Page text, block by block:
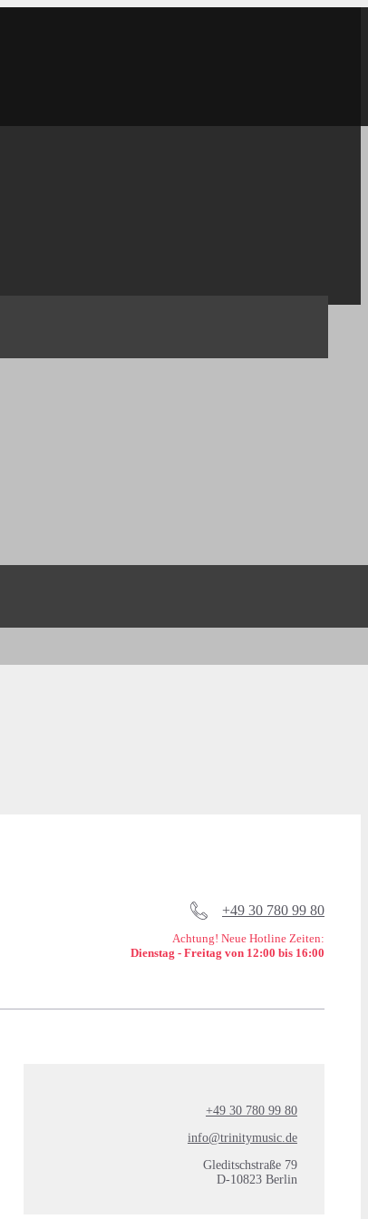
+49 30 780 99 80
Achtung! Neue Hotline Zeiten:
Dienstag - Freitag von 12:00 bis 16:00
+49 30 780 99 80
info@trinitymusic.de
Gleditschstraße 79
D-10823 Berlin